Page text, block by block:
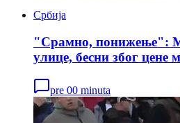
Србија
"Срамно, понижење":
улице, бесни због цене
pre 00 minuta